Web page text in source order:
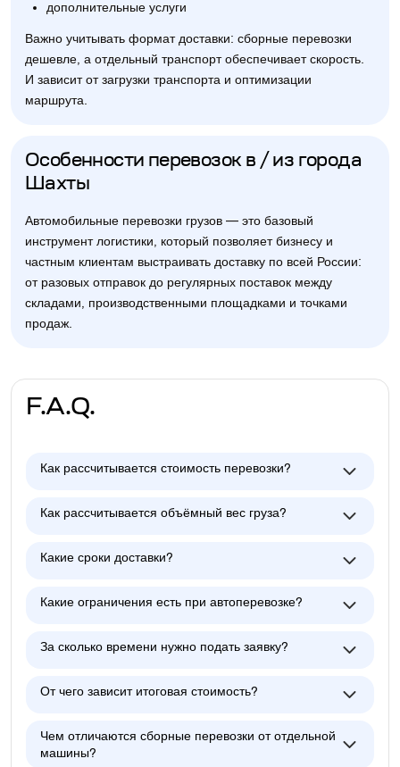
дополнительные услуги
Важно учитывать формат доставки: сборные перевозки
дешевле, а отдельный транспорт обеспечивает скорость.
И зависит от загрузки транспорта и оптимизации
маршрута.
Особенности перевозок в / из города
Шахты
Автомобильные перевозки грузов — это базовый
инструмент логистики, который позволяет бизнесу и
частным клиентам выстраивать доставку по всей России:
от разовых отправок до регулярных поставок между
складами, производственными площадками и точками
продаж.
F.A.Q.
Как рассчитывается стоимость перевозки?
Как рассчитывается объёмный вес груза?
Какие сроки доставки?
Какие ограничения есть при автоперевозке?
За сколько времени нужно подать заявку?
От чего зависит итоговая стоимость?
Чем отличаются сборные перевозки от отдельной
машины?